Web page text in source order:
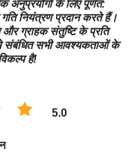
अनुप्रयोगों के लिए पूर्णत:
नियंत्रण प्रदान करते हैं।
और ग्राहक संतुष्टि के प्रति
से संबंधित सभी आवश्यकताओं के
है!
5.0